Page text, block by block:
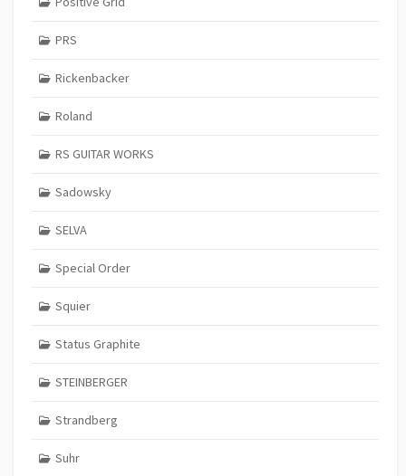
PRS
Rickenbacker
Roland
RS GUITAR WORKS
Sadowsky
SELVA
Special Order
Squier
Status Graphite
STEINBERGER
Strandberg
Suhr